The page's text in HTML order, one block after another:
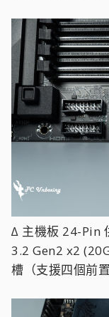
∆ 主機板 24-Pin
3.2 Gen2 x2
槽（支援四個前